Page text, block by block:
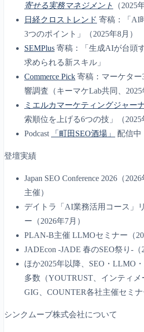
寄せる実務マネジメント
（2025
日経クロストレンド 寄稿：「AI
3つのポイント」（2025年8月）
SEMPlus 寄稿：「生成AIが台頭
求められる新スキル」
Commerce Pick 寄稿：マーケター
響調査（キーマケLab共同、2025
ミエルカマーケティングジャー
索順位を上げる6つの技」（2025
Podcast
「町田SEO酒場」 配信中
登壇実績
Japan SEO Conference 2026（
主催）
デイトラ「AI業務活用コース」
ー（2026年7月）
PLAN-B主催 LLMOセミナー（
JADEcon -JADE 春のSEO祭り-（
ほか2025年以降、SEO・LLMO
多数（YOUTRUST、インティメ
GIG、COUNTER各社主催セミナ
シンクムーブ株式会社について